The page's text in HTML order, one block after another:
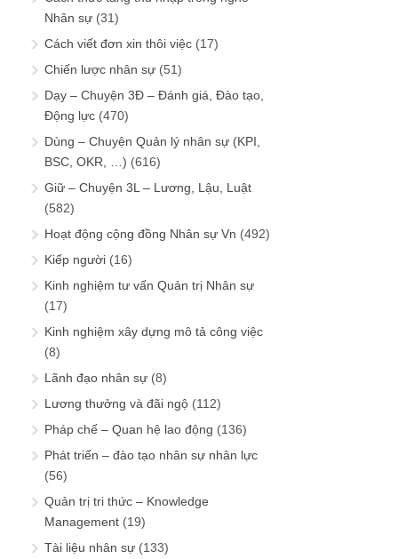
Nhân sự (31)
Cách viết đơn xin thôi việc (17)
Chiến lược nhân sự (51)
Dạy – Chuyện 3Đ – Đánh giá, Đào tạo,
Động lực (470)
Dùng – Chuyện Quản lý nhân sự (KPI,
BSC, OKR, …) (616)
Giữ – Chuyện 3L – Lương, Lậu, Luật
(582)
Hoạt động cộng đồng Nhân sự Vn (492)
Kiếp người (16)
Kinh nghiệm tư vấn Quản trị Nhân sự
(17)
Kinh nghiệm xây dựng mô tả công việc
(8)
Lãnh đạo nhân sự (8)
Lương thưởng và đãi ngộ (112)
Pháp chế – Quan hệ lao động (136)
Phát triển – đào tạo nhân sự nhân lực
(56)
Quản trị tri thức – Knowledge
Management (19)
Tài liệu nhân sự (133)